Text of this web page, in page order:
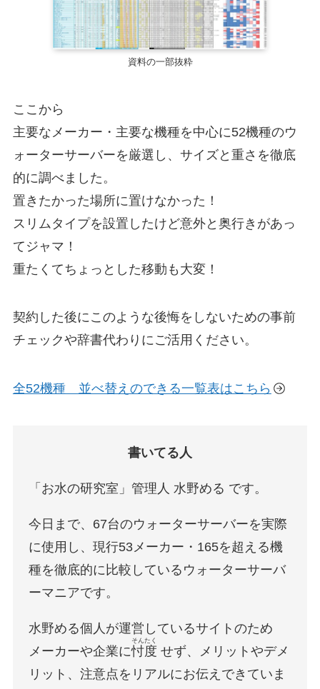
資料の一部抜粋
ここから
主要なメーカー・主要な機種を中心に52機種のウ
ォーターサーバーを厳選し、サイズと重さを徹底
的に調べました。
置きたかった場所に置けなかった！
スリムタイプを設置したけど意外と奥行きがあっ
てジャマ！
重たくてちょっとした移動も大変！
契約した後にこのような後悔をしないための事前
チェックや辞書代わりにご活用ください。
全52機種 並べ替えのできる一覧表はこちら
書いてる人
「お水の研究室」管理人 水野める です。
今日まで、67台のウォーターサーバーを実際
に使用し、現行53メーカー・165を超える機
種を徹底的に比較しているウォーターサーバ
ーマニアです。
水野める個人が運営しているサイトのため
メーカーや企業に忖度
そんたく
せず、メリットやデメ
リット、注意点をリアルにお伝えできていま